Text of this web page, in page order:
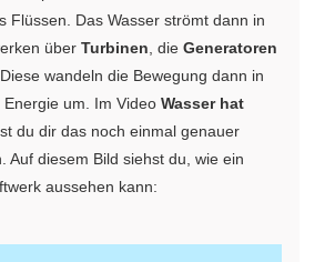
Flüssen. Das Wasser strömt dann in
über Turbinen , die Generatoren
wandeln die Bewegung dann in
Energie um. Im Video Wasser hat
du dir das noch einmal genauer
Auf diesem Bild siehst du, wie ein
aussehen kann: